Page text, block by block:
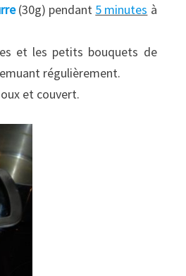
(30g) pendant 5 minutes à
et les petits bouquets de
régulièrement.
et couvert.